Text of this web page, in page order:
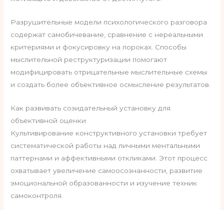
Разрушительные модели психологического разговора
содержат самобичевание, сравнение с нереальными
критериями и фокусировку на пороках. Способы
мыслительной реструктуризации помогают
модифицировать отрицательные мыслительные схемы
и создать более объективное осмысление результатов.
Как развивать созидательный установку для
объективной оценки
Культивирование конструктивного установки требует
систематической работы над личными ментальными
паттернами и аффективными откликами. Этот процесс
охватывает увеличение самоосознанности, развитие
эмоциональной образованности и изучение техник
самоконтроля.